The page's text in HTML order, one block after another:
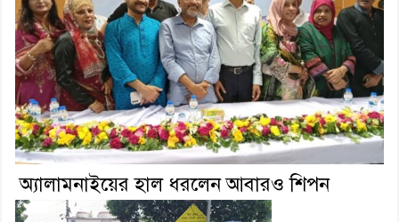
অ্যালামনাইয়ের হাল ধরলেন আবারও শিপন